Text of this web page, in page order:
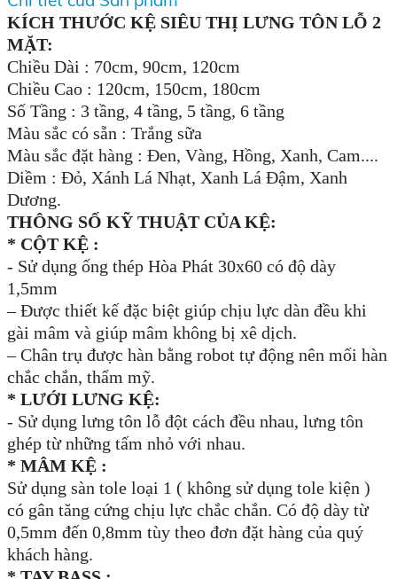
KÍCH THƯỚC KỆ SIÊU THỊ LƯNG TÔN LỖ 2
MẶT:
Chiều Dài : 70cm, 90cm, 120cm
Chiều Cao : 120cm, 150cm, 180cm
Số Tầng : 3 tầng, 4 tầng, 5 tầng, 6 tầng
Màu sắc có sẵn : Trắng sữa
Màu sắc đặt hàng : Đen, Vàng, Hồng, Xanh, Cam....
Diềm : Đỏ, Xánh Lá Nhạt, Xanh Lá Đậm, Xanh
Dương.
THÔNG SỐ KỸ THUẬT CỦA KỆ:
* CỘT KỆ :
- Sử dụng ống thép Hòa Phát 30x60 có độ dày
1,5mm
– Được thiết kế đặc biệt giúp chịu lực dàn đều khi
gài mâm và giúp mâm không bị xê dịch.
– Chân trụ được hàn bằng robot tự động nên mối hàn
chắc chắn, thẩm mỹ.
* LƯỚI LƯNG KỆ:
- Sử dụng lưng tôn lỗ đột cách đều nhau, lưng tôn
ghép từ những tấm nhỏ với nhau.
* MÂM KỆ :
Sử dụng sàn tole loại 1 ( không sử dụng tole kiện )
có gân tăng cứng chịu lực chắc chắn. Có độ dày từ
0,5mm đến 0,8mm tùy theo đơn đặt hàng của quý
khách hàng.